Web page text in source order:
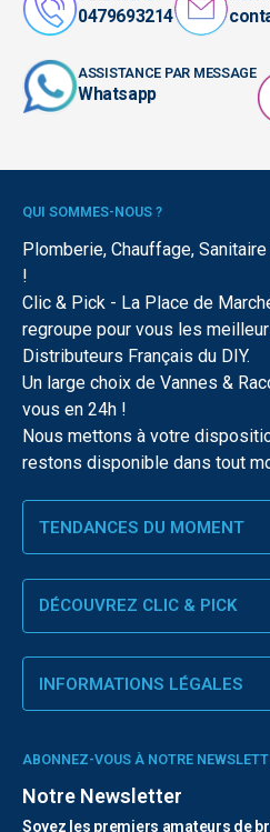
0479693214
ASSISTANCE PAR MESSAGE
Whatsapp
QUI SOMMES-NOUS ?
Plomberie, Chauffage,
!
Clic & Pick - La Place de
regroupe pour vous les
Distributeurs Français du DIY.
Un large choix de Vannes &
vous en 24h !
Nous mettons à votre
restons disponible dans tout
TENDANCES DU MOMENT
DÉCOUVREZ CLIC & PICK
INFORMATIONS LÉGALES
ABONNEZ-VOUS À NOTRE
Notre Newsletter
Soyez les premiers amateurs de